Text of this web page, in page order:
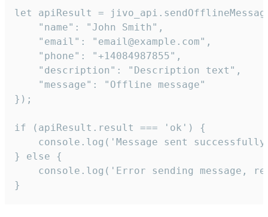
let apiResult =
    "name": "John Smith",
    "email": "email@example.com",
    "phone": "+14084987855",
    "description": "Description text",
    "message": "Offline message"
});
if (apiResult.result === 'ok') {
console.log('Message sent
} else {
console.log('Error sending message,
}